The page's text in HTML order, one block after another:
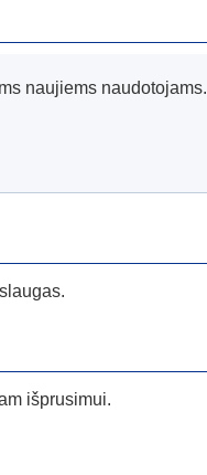
naujiems naudotojams.
išprusimui.